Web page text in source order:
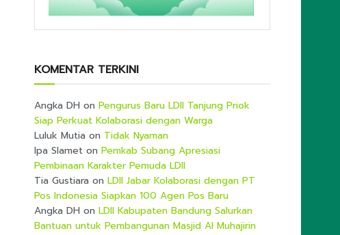
KOMENTAR TERKINI
Angka DH on Pengurus Baru LDII Tanjung Priok
Siap Perkuat Kolaborasi dengan Warga
Luluk Mutia on Tidak Nyaman
Ipa Slamet on Pemkab Subang Apresiasi
Pembinaan Karakter Pemuda LDII
Tia Gustiara on LDII Jabar Kolaborasi dengan PT
Pos Indonesia Siapkan 100 Agen Pos Baru
Angka DH on LDII Kabupaten Bandung Salurkan
Bantuan untuk Pembangunan Masjid Al Muhajirin